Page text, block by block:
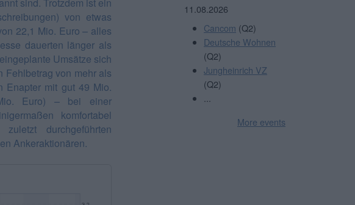
von etwas
22,1 Mio. Euro – alles
dauerten länger als
Umsätze sich
Fehlbetrag von mehr als
Enapter mit gut 49 Mio.
Euro) – bei einer
komfortabel
durchgeführten
Ankeraktionären.
11.08.2026
Cancom (Q2)
Deutsche Wohnen
(Q2)
Jungheinrich VZ
(Q2)
More events